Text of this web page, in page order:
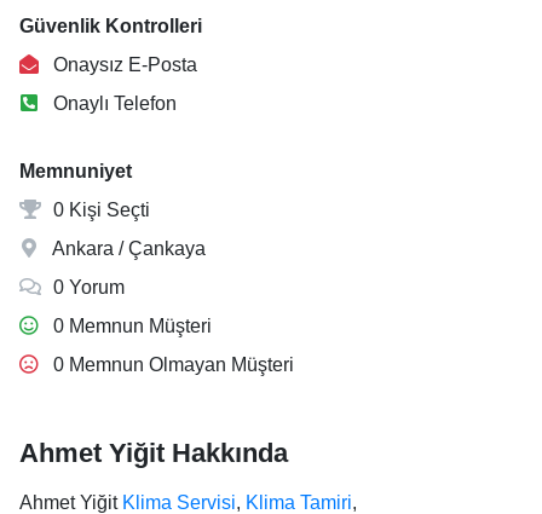
Güvenlik Kontrolleri
Onaysız E-Posta
Onaylı Telefon
Memnuniyet
0 Kişi Seçti
Ankara / Çankaya
0 Yorum
0 Memnun Müşteri
0 Memnun Olmayan Müşteri
Ahmet Yiğit Hakkında
Ahmet Yiğit Klima Servisi, Klima Tamiri,